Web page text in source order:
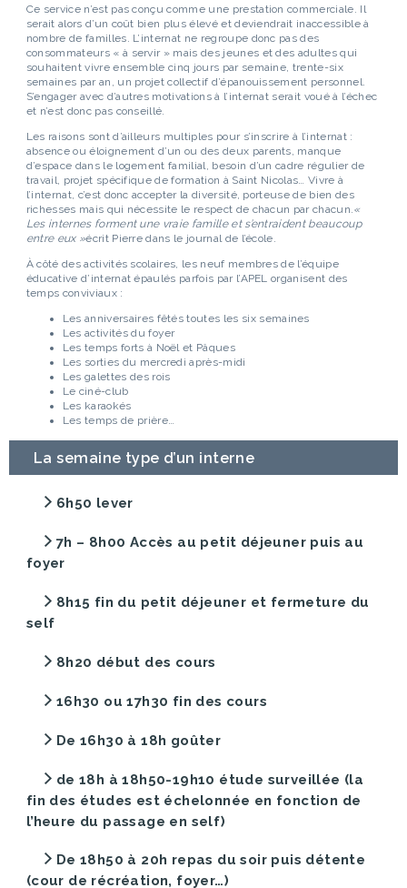
Ce service n’est pas conçu comme une prestation commerciale. Il
serait alors d’un coût bien plus élevé et deviendrait inaccessible à
nombre de familles. L’internat ne regroupe donc pas des
consommateurs « à servir » mais des jeunes et des adultes qui
souhaitent vivre ensemble cinq jours par semaine, trente-six
semaines par an, un projet collectif d’épanouissement personnel.
S’engager avec d’autres motivations à l’internat serait voué à l’échec
et n’est donc pas conseillé.
Les raisons sont d’ailleurs multiples pour s’inscrire à l’internat :
absence ou éloignement d’un ou des deux parents, manque
d’espace dans le logement familial, besoin d’un cadre régulier de
travail, projet spécifique de formation à Saint Nicolas… Vivre à
l’internat, c’est donc accepter la diversité, porteuse de bien des
richesses mais qui nécessite le respect de chacun par chacun.«
Les internes forment une vraie famille et s’entraident beaucoup
entre eux »écrit Pierre dans le journal de l’école.
À côté des activités scolaires, les neuf membres de l’équipe
éducative d’internat épaulés parfois par l’APEL organisent des
temps conviviaux :
Les anniversaires fêtés toutes les six semaines
Les activités du foyer
Les temps forts à Noël et Pâques
Les sorties du mercredi après-midi
Les galettes des rois
Le ciné-club
Les karaokés
Les temps de prière…
La semaine type d’un interne
6h50 lever
7h – 8h00 Accès au petit déjeuner puis au
foyer
8h15 fin du petit déjeuner et fermeture du
self
8h20 début des cours
16h30 ou 17h30 fin des cours
De 16h30 à 18h goûter
de 18h à 18h50-19h10 étude surveillée (la
fin des études est échelonnée en fonction de
l’heure du passage en self)
De 18h50 à 20h repas du soir puis détente
(cour de récréation, foyer…)